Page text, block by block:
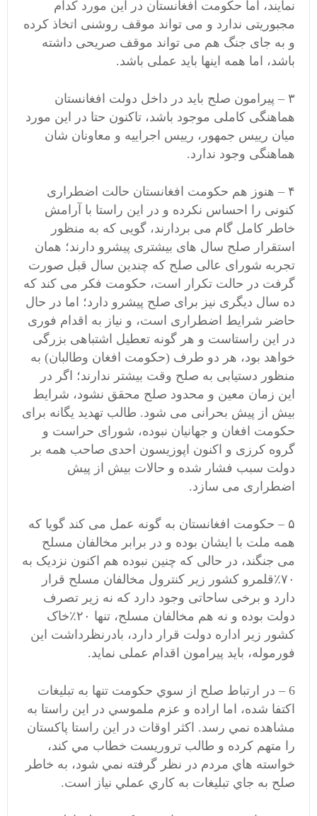
نمایند، اما حکومت افغانستان در این مورد کدام
مجبوریتی ندارد و می تواند موقف روشنی اتخاذ کرده
و به جای جنگ هم می تواند موقف صریحی داشته
باشد، اما همه اینها باید عملی باشد.
۳ – پیرامون صلح باید در داخل دولت افغانستان
هماهنگی کاملی موجود باشد، تاکنون حتا در این مورد
میان رییس جمهور، رییس اجراییه و معاونان شان
هماهنگی وجود ندارد.
۴ – هنوز هم حکومت افغانستان حالت اضطراری
کنونی را احساس نکرده و در این راستا با آرامش
خاطر کامل گام می بردارند، گویی که به منظور
استقرار صلح سال های بیشتری پیشرو دارند؛ همان
تجربه شورای عالی صلح که چندین سال قبل صورت
گرفت در حالت تکرار است، حکومت فکر می کند که
ده سال دیگری نیز برای صلح پیشرو دارد؛ اما در حال
حاضر شرایط اضطراری است، و نیاز به اقدام فوری
در این راستاست و هر گونه تعطیل اشتباهی بزرگی
خواهد بود، هر دو طرف (حکومت افغان وطالبان) به
منظور دستیابی به صلح وقت بیشتر ندارند؛ اگر در
این زمان معین و محدود صلح محقق نشود، شرایط
بیش از پیش بحرانی می شود. طالب تهدید یگانه برای
حکومت افغان و جهانیان نبوده، شورای حراست و
گروه کرزی و اکنون اپوزیسون احدی صاحب همه بر
دولت سبب فشار شده و حالات بیش از پیش
اضطراری می سازد.
۵ – حکومت افغانستان به گونه عمل می کند گویا که
همه ملت با ایشان بوده و در برابر مخالفان مسلح
می جنگند، در حالی که چنین نبوده هم اکنون نزدیک به
۷۰٪قلمرو کشور زیر کنترول مخالفان مسلح قرار
دارد و برخی ساحاتی وجود دارد که نه زیر تصرف
دولت بوده و نه هم مخالفان مسلح، تنها ۲۰٪خاک
کشور زیر اداره دولت قرار دارد، بادرنظرداشت این
فورموله، باید پیرامون اقدام عملی نماید.
6 – در ارتباط صلح از سوي حكومت تنها به تبليغات
اكتفا شده، اما اراده و عزم ملموسي در اين راستا به
مشاهده نمي رسد. اكثر اوقات در اين راستا پاكستان
را متهم كرده و طالب تروريست خطاب مي كند،
خواسته هاي مردم در نظر گرفته نمي شود، به خاطر
صلح به جاي تبليغات به كاري عملي نياز است.